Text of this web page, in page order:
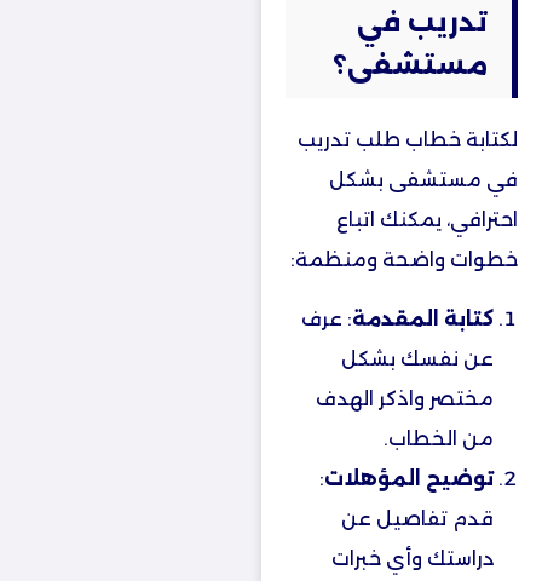
تدريب في
مستشفى؟
لكتابة خطاب طلب تدريب
في مستشفى بشكل
احترافي، يمكنك اتباع
خطوات واضحة ومنظمة:
كتابة المقدمة: عرف
عن نفسك بشكل
مختصر واذكر الهدف
من الخطاب.
توضيح المؤهلات:
قدم تفاصيل عن
دراستك وأي خبرات